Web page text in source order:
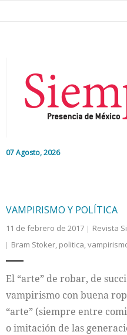
07 Agosto, 2026
Nacional
Internacional
Cultura
VAMPIRISMO Y POLÍTICA
11 de febrero de 2017 Revista
Bram Stoker, politica,
El “arte” de robar, de
vampirismo con buena
“arte” (siempre entre
o imitación de las